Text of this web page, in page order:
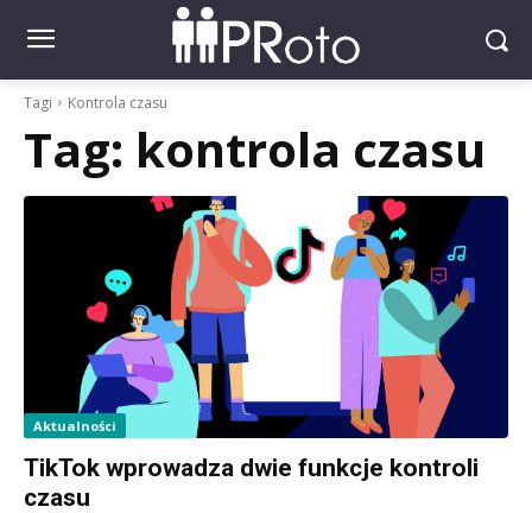
Tagi Kontrola czasu
Tag: kontrola czasu
Aktualności
TikTok wprowadza dwie funkcje kontroli
czasu